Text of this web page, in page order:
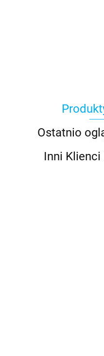
Ostatnio
Inni